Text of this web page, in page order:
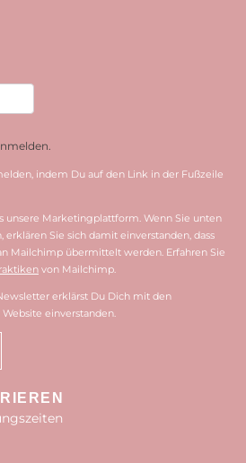
indem Du auf den Link in der Fußzeile
unsere Marketingplattform. Wenn Sie unten
Sie sich damit einverstanden, dass
Mailchimp übermittelt werden. Erfahren Sie
von Mailchimp.
erklärst Du Dich mit den
einverstanden.